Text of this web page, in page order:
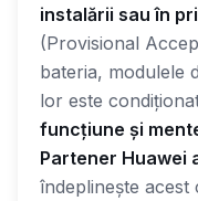
instalării sau în
(Provisional
bateria, modulele
lor este
funcțiune și
Partener Huawei
îndeplinește